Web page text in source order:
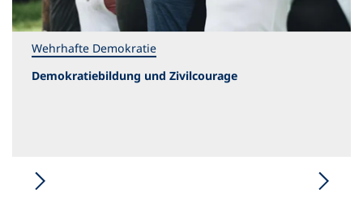
Wehrhafte Demokratie
Demokratiebildung und Zivilcourage